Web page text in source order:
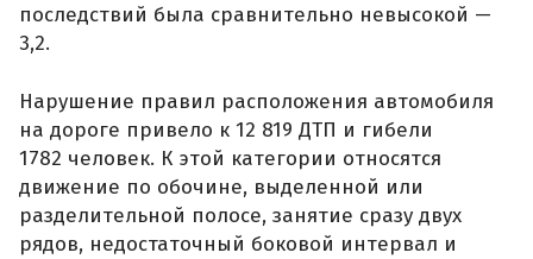
последствий была сравнительно невысокой —
3,2.
Нарушение правил расположения автомобиля
на дороге привело к 12 819 ДТП и гибели
1782 человек. К этой категории относятся
движение по обочине, выделенной или
разделительной полосе, занятие сразу двух
рядов, недостаточный боковой интервал и